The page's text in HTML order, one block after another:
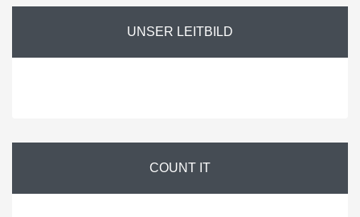
UNSER LEITBILD
COUNT IT